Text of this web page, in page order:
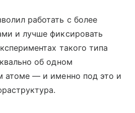
работать с более
и лучше фиксировать
такого типа
об одном
атоме — и именно под это и